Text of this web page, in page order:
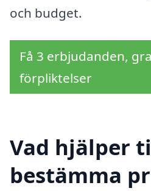
och budget.
Få 3 erbjudanden,
förpliktelser
Vad hjälper
bestämma